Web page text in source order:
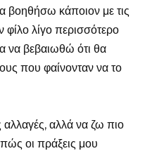
βοηθήσω κάποιον με τις
λίγο περισσότερο
να βεβαιωθώ ότι θα
που φαίνονταν να το
αλλαγές, αλλά να ζω πιο
οι πράξεις μου